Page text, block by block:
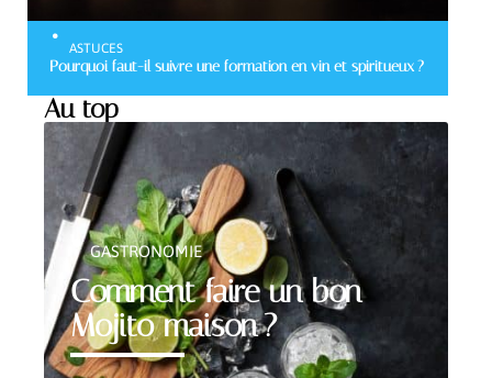
ASTUCES
Pourquoi faut-il suivre une formation en vin et spiritueux ?
Au top
Comment faire un bon
Mojito maison ?
GASTRONOMIE